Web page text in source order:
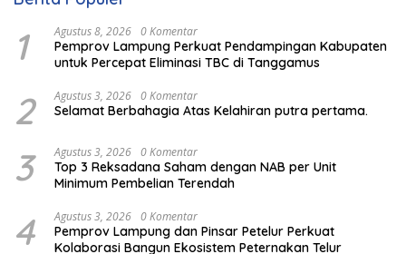
1 Agustus 8, 2026 0 Komentar
Pemprov Lampung Perkuat Pendampingan Kabupaten
untuk Percepat Eliminasi TBC di Tanggamus
2 Agustus 3, 2026 0 Komentar
Selamat Berbahagia Atas Kelahiran putra pertama.
3 Agustus 3, 2026 0 Komentar
Top 3 Reksadana Saham dengan NAB per Unit
Minimum Pembelian Terendah
4 Agustus 3, 2026 0 Komentar
Pemprov Lampung dan Pinsar Petelur Perkuat
Kolaborasi Bangun Ekosistem Peternakan Telur